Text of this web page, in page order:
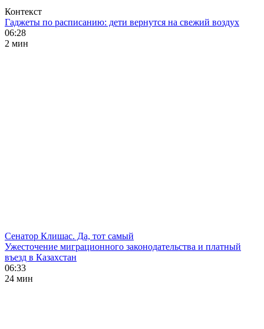
Контекст
Гаджеты по расписанию: дети вернутся на свежий воздух
06:28
2 мин
Сенатор Клишас. Да, тот самый
Ужесточение миграционного законодательства и платный
въезд в Казахстан
06:33
24 мин